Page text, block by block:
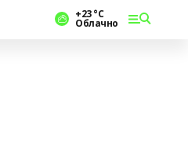
+23 °С
Облачно